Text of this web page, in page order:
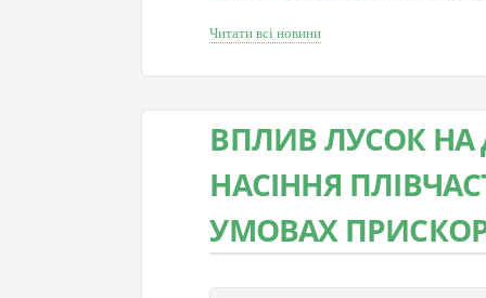
Читати всі новини
ВПЛИВ ЛУСОК НА
НАСІННЯ
УМОВАХ